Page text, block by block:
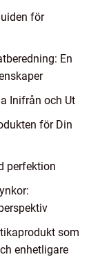
för
En
Inifrån och Ut
för Din
perfektion
som
enhetligare